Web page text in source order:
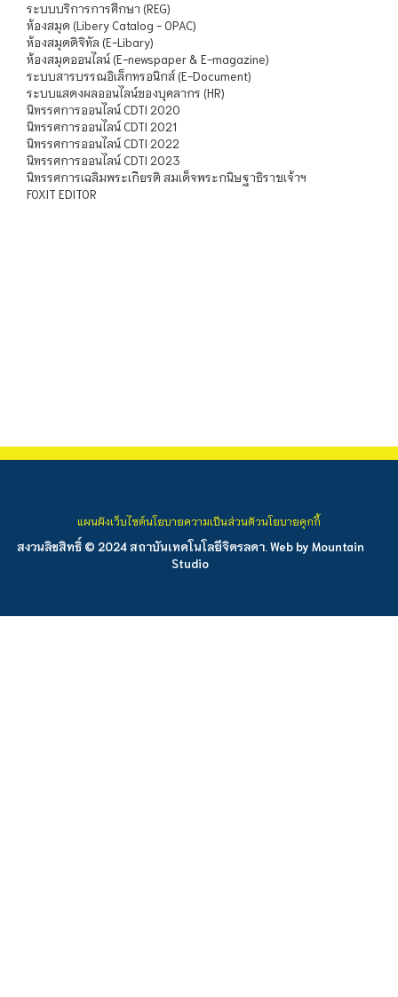
ระบบบริการการศึกษา (REG)
ห้องสมุด (Libery Catalog - OPAC)
ห้องสมุดดิจิทัล (E-Libary)
ห้องสมุดออนไลน์ (E-newspaper & E-magazine)
ระบบสารบรรณอิเล็กทรอนิกส์ (E-Document)
ระบบแสดงผลออนไลน์ของบุคลากร (HR)
นิทรรศการออนไลน์ CDTI 2020
นิทรรศการออนไลน์ CDTI 2021
นิทรรศการออนไลน์ CDTI 2022
นิทรรศการออนไลน์ CDTI 2023
นิทรรศการเฉลิมพระเกียรติ สมเด็จพระกนิษฐาธิราชเจ้าฯ
FOXIT EDITOR
สงวนลิขสิทธิ์ © 2024 สถาบันเทคโนโลยีจิตรลดา. Web by Mountain
Studio
แผนผังเว็บไซต์นโยบายความเป็นส่วนตัวนโยบายคุกกี้